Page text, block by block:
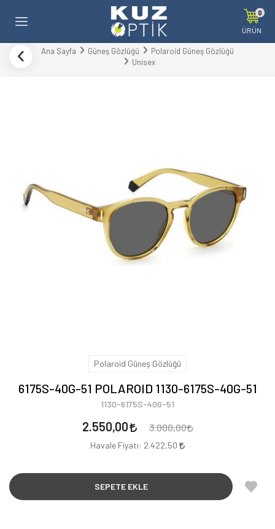
0
ÜRÜN
Ana Sayfa Güneş Gözlüğü
Polaroid Güneş Gözlüğü
Unisex
Polaroid Güneş Gözlüğü
6175S-40G-51 POLAROID 1130-6175S-40G-51
1130-6175S-40G-51
2.550,00 3.000,00
Havale Fiyatı: 2.422,50
SEPETE EKLE